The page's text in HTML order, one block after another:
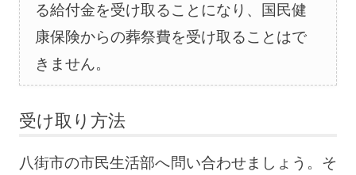
る給付金を受け取ることになり、国民健
康保険からの葬祭費を受け取ることはで
きません。
受け取り方法
八街市の市民生活部へ問い合わせましょう。そ